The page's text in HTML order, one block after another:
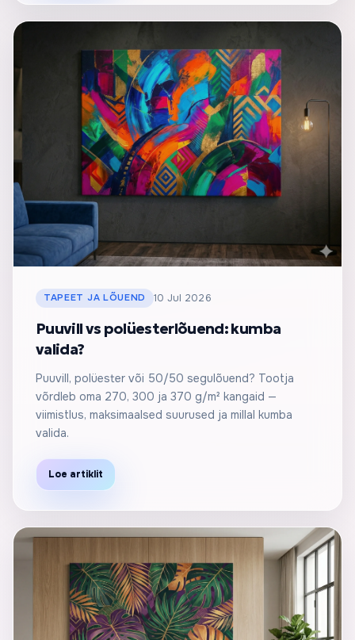
TAPEET JA LÕUEND 10 Jul 2026
Puuvill vs polüesterlõuend: kumba
valida?
Puuvill, polüester või 50/50 segulõuend? Tootja
võrdleb oma 270, 300 ja 370 g/m² kangaid —
viimistlus, maksimaalsed suurused ja millal kumba
valida.
Loe artiklit